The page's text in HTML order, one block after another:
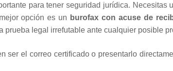
para tener seguridad jurídica.
opción es un burofax con acuse de
prueba legal irrefutable ante cualquier posible
ser el correo certificado o presentarlo